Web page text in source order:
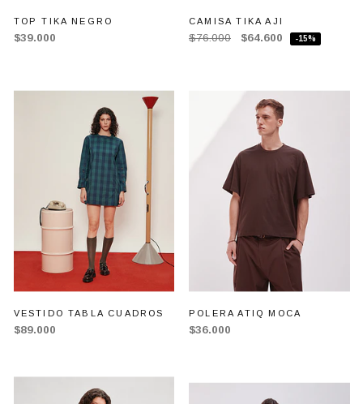
TOP TIKA NEGRO
$39.000
CAMISA TIKA AJI
$76.000 $64.600 -15%
VESTIDO TABLA CUADROS
$89.000
POLERA ATIQ MOCA
$36.000